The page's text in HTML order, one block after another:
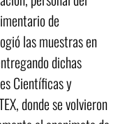
de
las muestras en
dichas
Científicas y
donde se volvieron